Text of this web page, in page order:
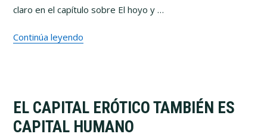
claro en el capítulo sobre El hoyo y …
Continúa leyendo
EL CAPITAL ERÓTICO TAMBIÉN ES
CAPITAL HUMANO